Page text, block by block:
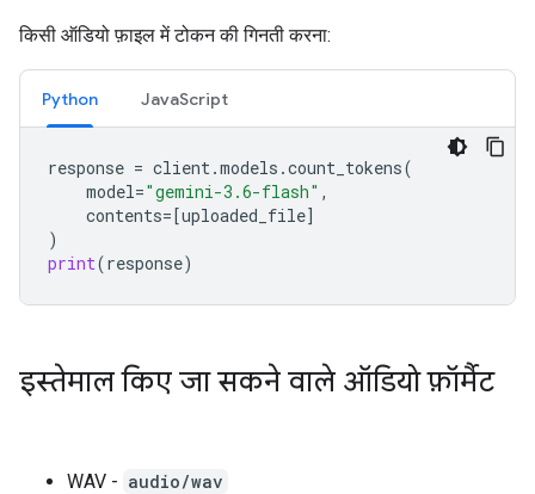
किसी ऑडियो फ़ाइल में टोकन की गिनती करना:
Python JavaScript
response = client .models .count_tokens(
model="gemini-3.6-flash" ,
contents=[uploaded_file]
)
print(response)
इस्तेमाल किए जा सकने वाले ऑडियो फ़ॉर्मैट
WAV - audio/wav